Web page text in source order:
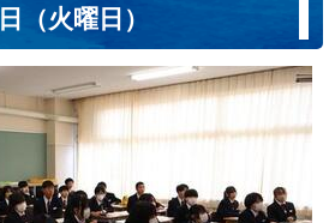
（火曜日）